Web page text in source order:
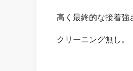
高く最終的な接着強
クリーニング無し。